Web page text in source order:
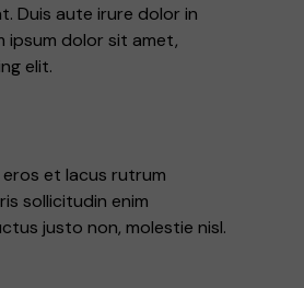
Duis aute irure dolor in
ipsum dolor sit amet,
elit.
et lacus rutrum
sollicitudin enim
justo non, molestie nisl.